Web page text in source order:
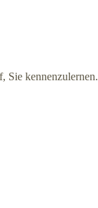
Sie kennenzulernen.